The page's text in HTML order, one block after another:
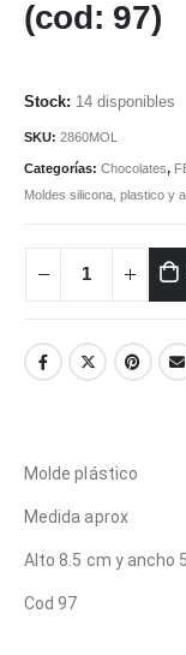
(cod: 97)
14 disponibles
SKU: 2860MOL
Categorías: Chocolates,
Moldes silicona, plastico y
Molde plástico
Medida aprox
Alto 8.5 cm y ancho
Cod 97